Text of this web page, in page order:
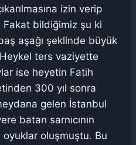
izin verip
bildiğimiz şu ki
aşağı şeklinde büyük
ters vaziyette
ise heyetin Fatih
300 yıl sonra
gelen İstanbul
batan sarnıcının
oluşmuştu. Bu